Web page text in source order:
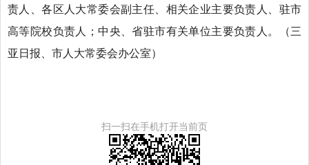
责人、各区人大常委会副主任、相关企业主要负责人、驻市
高等院校负责人；中央、省驻市有关单位主要负责人。
（三
亚日报、市人大常委会办公室）
扫一扫在手机打开当前页